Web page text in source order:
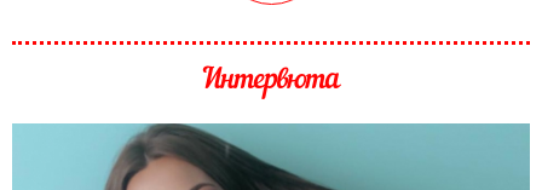
Интервюта